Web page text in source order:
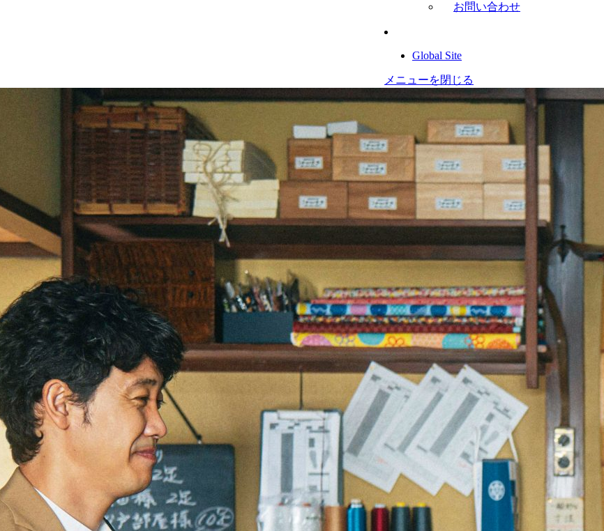
お問い合わせ
Global Site
メニューを閉じる